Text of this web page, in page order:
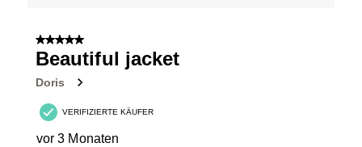
5 von 5 Sternen.
Beautiful jacket
Doris
VERIFIZIERTE KÄUFER
vor 3 Monaten